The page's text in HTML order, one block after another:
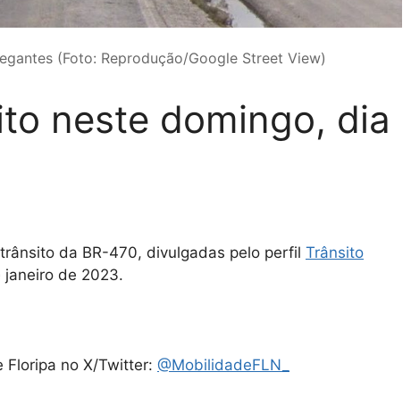
(Foto: Reprodução/Google Street View)
neste domingo, dia
da BR-470, divulgadas pelo perfil Trânsito
de 2023.
Floripa no X/Twitter: @MobilidadeFLN_